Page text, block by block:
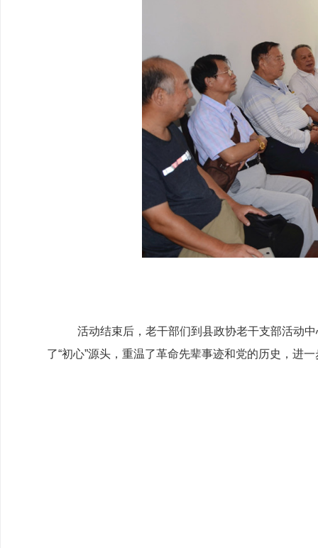
活动结束后，老干部们到县政协老干支部活动
了“初心”源头，重温了革命先辈事迹和党的历史，进